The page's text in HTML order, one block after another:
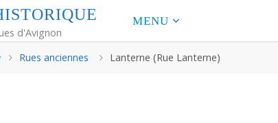
ISTORIQUE
d'Avignon
MENU
HomeRues anciennes Lanterne (Rue Lanterne)